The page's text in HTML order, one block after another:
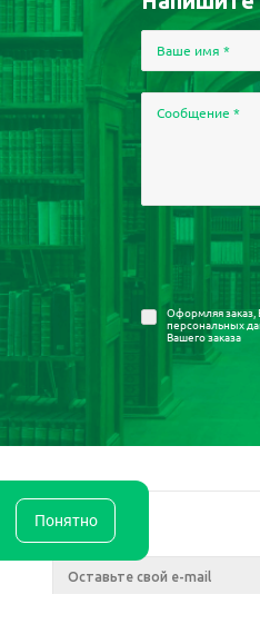
Ваше имя *
Сообщение *
Оформляя заказ,
персональных
Вашего заказа
Понятно